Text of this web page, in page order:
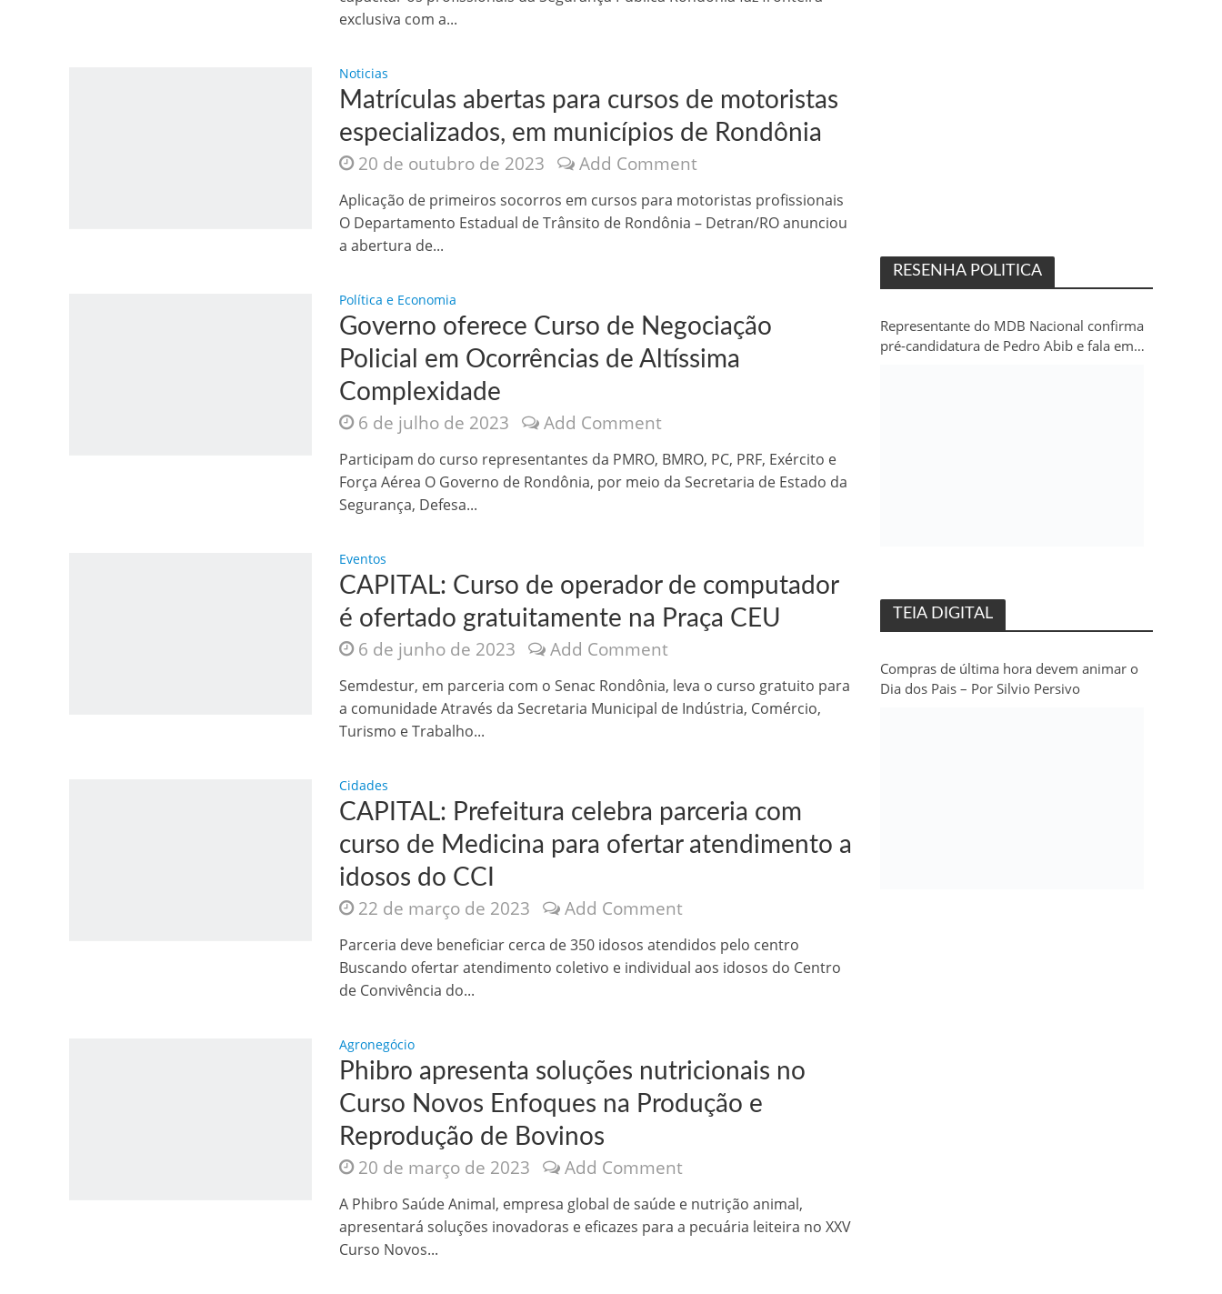
exclusiva com a...
Noticias
Matrículas abertas para cursos de motoristas
especializados, em municípios de Rondônia
20 de outubro de 2023 Add Comment
Aplicação de primeiros socorros em cursos para motoristas profissionais
O Departamento Estadual de Trânsito de Rondônia – Detran/RO anunciou
a abertura de...
Política e Economia
Governo oferece Curso de Negociação
Policial em Ocorrências de Altíssima
Complexidade
6 de julho de 2023 Add Comment
Participam do curso representantes da PMRO, BMRO, PC, PRF, Exército e
Força Aérea O Governo de Rondônia, por meio da Secretaria de Estado da
Segurança, Defesa...
Eventos
CAPITAL: Curso de operador de computador
é ofertado gratuitamente na Praça CEU
6 de junho de 2023 Add Comment
Semdestur, em parceria com o Senac Rondônia, leva o curso gratuito para
a comunidade Através da Secretaria Municipal de Indústria, Comércio,
Turismo e Trabalho...
Cidades
CAPITAL: Prefeitura celebra parceria com
curso de Medicina para ofertar atendimento a
idosos do CCI
22 de março de 2023 Add Comment
Parceria deve beneficiar cerca de 350 idosos atendidos pelo centro
Buscando ofertar atendimento coletivo e individual aos idosos do Centro
de Convivência do...
Agronegócio
Phibro apresenta soluções nutricionais no
Curso Novos Enfoques na Produção e
Reprodução de Bovinos
20 de março de 2023 Add Comment
A Phibro Saúde Animal, empresa global de saúde e nutrição animal,
apresentará soluções inovadoras e eficazes para a pecuária leiteira no XXV
Curso Novos...
RESENHA POLITICA
Representante do MDB Nacional confirma
pré-candidatura de Pedro Abib e fala em
TEIA DIGITAL
Compras de última hora devem animar o
Dia dos Pais – Por Silvio Persivo